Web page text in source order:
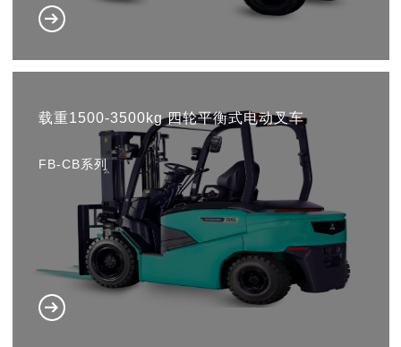
载重1500-3500kg 四轮平衡式电动叉车
FB-CB系列